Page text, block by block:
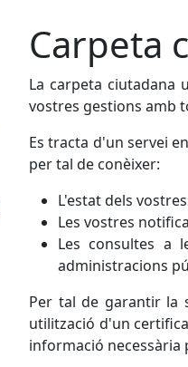
Carpeta
La carpeta ciutadana
vostres gestions amb
Es tracta d'un servei
per tal de conèixer:
L'estat dels
Les vostres
Les consultes a
administracions
Per tal de garantir la
utilització d'un
informació necessària